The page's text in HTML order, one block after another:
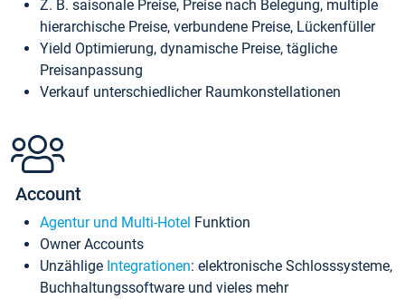
Z. B. saisonale Preise, Preise nach Belegung, multiple
hierarchische Preise, verbundene Preise, Lückenfüller
Yield Optimierung, dynamische Preise, tägliche
Preisanpassung
Verkauf unterschiedlicher Raumkonstellationen
Account
Agentur und Multi-Hotel Funktion
Owner Accounts
Unzählige Integrationen: elektronische Schlosssysteme,
Buchhaltungssoftware und vieles mehr